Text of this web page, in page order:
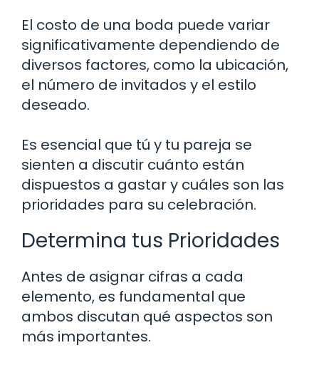
El costo de una boda puede variar
significativamente dependiendo de
diversos factores, como la ubicación,
el número de invitados y el estilo
deseado.
Es esencial que tú y tu pareja se
sienten a discutir cuánto están
dispuestos a gastar y cuáles son las
prioridades para su celebración.
Determina tus Prioridades
Antes de asignar cifras a cada
elemento, es fundamental que
ambos discutan qué aspectos son
más importantes.